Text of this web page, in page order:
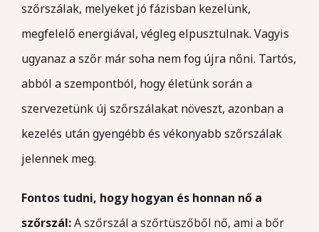
szőrszálak, melyeket jó fázisban kezelünk,
megfelelő energiával, végleg elpusztulnak. Vagyis
ugyanaz a szőr már soha nem fog újra nőni. Tartós,
abból a szempontból, hogy életünk során a
szervezetünk új szőrszálakat növeszt, azonban a
kezelés után gyengébb és vékonyabb szőrszálak
jelennek meg.
Fontos tudni, hogy hogyan és honnan nő a
szőrszál:A szőrszál a szőrtüszőből nő, ami a bőr